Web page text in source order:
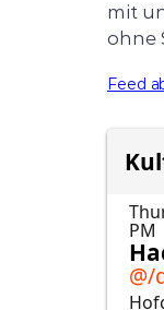
mit
ohne
Feed